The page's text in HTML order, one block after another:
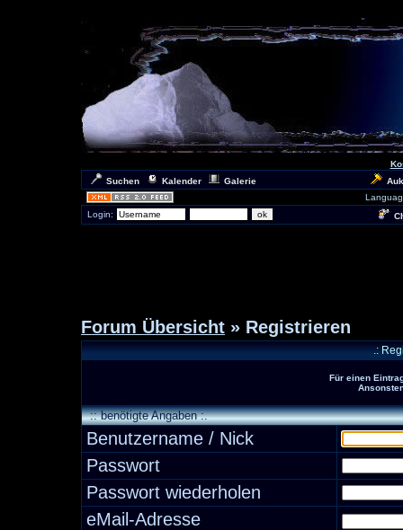
Suchen
Kalender Galerie
Login:
Forum Übersicht » Registrieren
.:
Für einen
:: benötigte Angaben :.
Benutzername / Nick
Passwort
Passwort wiederholen
eMail-Adresse